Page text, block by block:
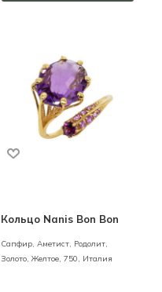
Кольцо Nanis Bon Bon
Сапфир, Аметист, Родолит,
Золото,Желтое, 750, Италия